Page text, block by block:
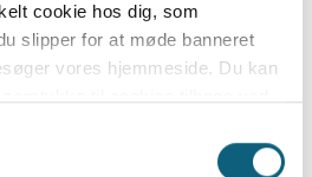
cookie hos dig, som
slipper for at møde banneret
vores hjemmeside. Du kan
og cookiepolitik